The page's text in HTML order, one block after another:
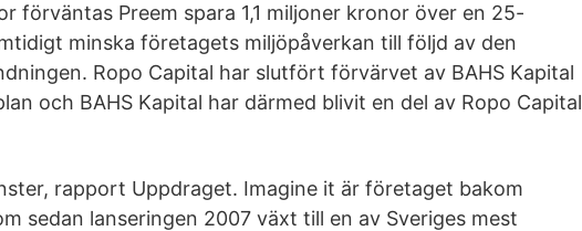
förväntas Preem spara 1,1 miljoner kronor över en 25-
minska företagets miljöpåverkan till följd av den
Ropo Capital har slutfört förvärvet av BAHS Kapital
och BAHS Kapital har därmed blivit en del av Ropo Capital
rapport Uppdraget. Imagine it är företaget bakom
sedan lanseringen 2007 växt till en av Sveriges mest